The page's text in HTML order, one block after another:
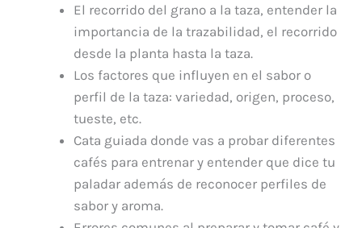
El recorrido del grano a la taza, entender la
importancia de la trazabilidad, el recorrido
desde la planta hasta la taza.
Los factores que influyen en el sabor o
perfil de la taza: variedad, origen, proceso,
tueste, etc.
Cata guiada donde vas a probar diferentes
cafés para entrenar y entender que dice tu
paladar además de reconocer perfiles de
sabor y aroma.